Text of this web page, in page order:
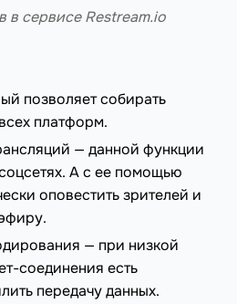
в сервисе Restream.io
позволяет собирать
платформ.
— данной функции
А с ее помощью
оповестить зрителей и
— при низкой
соединения есть
передачу данных.